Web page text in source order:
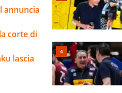
annuncia
corte di
lascia